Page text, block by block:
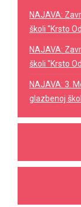
NAJAVA:
školi "Krsto
NAJAVA:
školi "Krsto
NAJAVA: 3.
glazbenoj